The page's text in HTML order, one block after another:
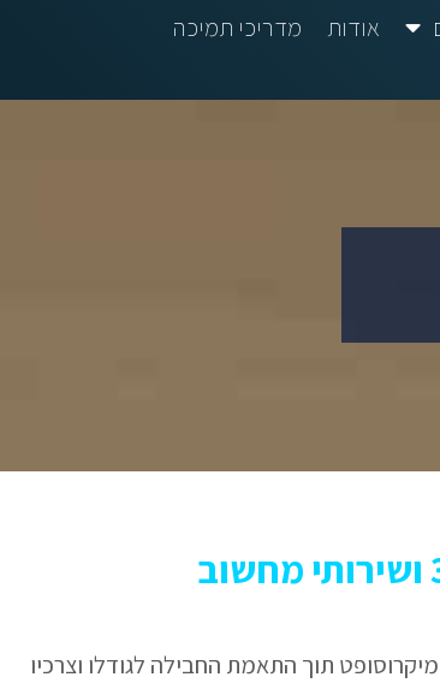
אודות
מדריכי תמיכה
חברת מיקרוסופט תוך התאמת החבילה לגודלו וצרכיו